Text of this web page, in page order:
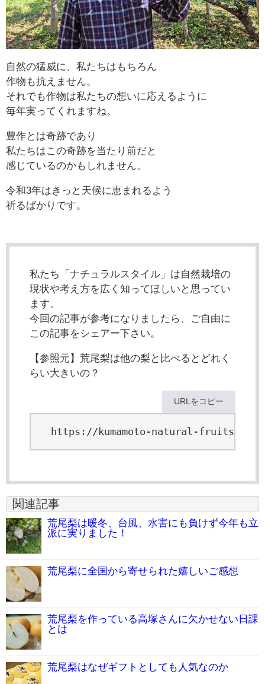
自然の猛威に、私たちはもちろん
作物も抗えません。
それでも作物は私たちの想いに応えるように
毎年実ってくれますね。
豊作とは奇跡であり
私たちはこの奇跡を当たり前だと
感じているのかもしれません。
令和3年はきっと天候に恵まれるよう
祈るばかりです。
私たち「ナチュラルスタイル」は自然栽培の
現状や考え方を広く知ってほしいと思ってい
ます。
今回の記事が参考になりましたら、ご自由に
この記事をシェアー下さい。
【参照元】荒尾梨は他の梨と比べるとどれく
らい大きいの？
URLをコピー
https://kumamoto-natural-
関連記事
荒尾梨は暖冬、台風、水害にも負けず今年も立
派に実りました！
荒尾梨に全国から寄せられた嬉しいご感想
荒尾梨を作っている高塚さんに欠かせない日課
とは
荒尾梨はなぜギフトとしても人気なのか